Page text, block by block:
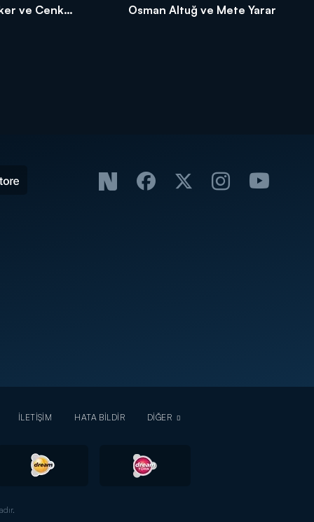
ve Cenk
Osman Altuğ ve Mete Yarar
İLETİŞİM HATA BİLDİR DİĞER